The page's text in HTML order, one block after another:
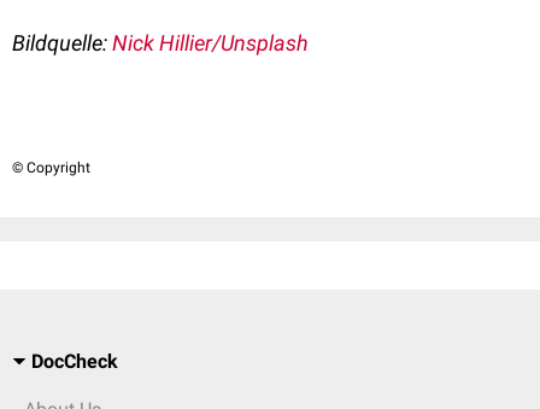
Bildquelle:Nick Hillier/Unsplash
© Copyright
DocCheck